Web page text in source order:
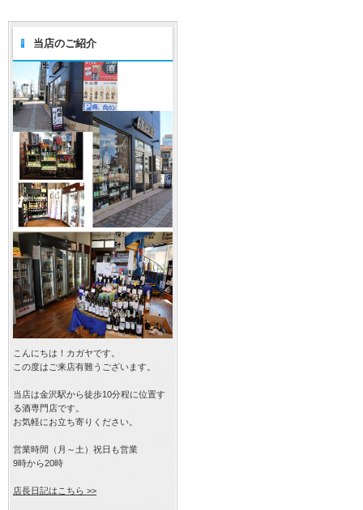
当店のご紹介
こんにちは！カガヤです。
この度はご来店有難うございます。
当店は金沢駅から徒歩10分程に位置す
る酒専門店です。
お気軽にお立ち寄りください。
営業時間（月～土）祝日も営業
9時から20時
店長日記はこちら >>